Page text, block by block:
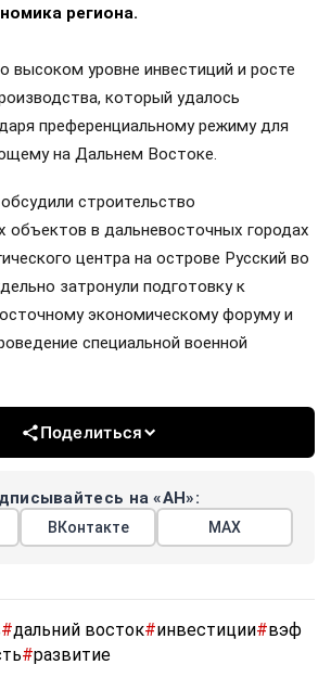
региона.
высоком уровне инвестиций и росте
который удалось
преференциальному режиму для
на Дальнем Востоке.
строительство
объектов в дальневосточных городах
центра на острове Русский во
затронули подготовку к
экономическому форуму и
специальной военной
Поделиться
на «АН»:
ВКонтакте МАХ
#дальний восток#инвестиции#вэф
#развитие